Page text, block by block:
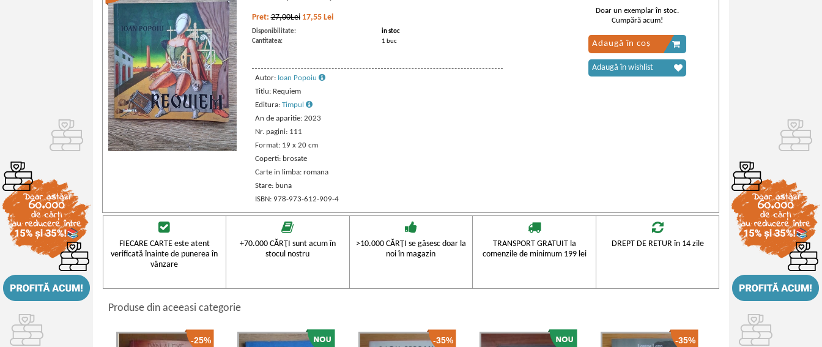
Pret:27,00Lei 17,55 Lei
Disponibilitate:
in stoc
Cantitatea:
1 buc
Autor: Ioan Popoiu
Titlu: Requiem
Editura: Timpul
An de aparitie: 2023
Nr. pagini: 111
Format: 19 x 20 cm
Coperti: brosate
Carte in limba: romana
Stare: buna
ISBN: 978-973-612-909-4
Doar un exemplar în stoc.
Cumpără acum!
Adaugă în coș
Adaugă în wishlist
FIECARE CARTE este atent
verificată înainte de punerea în
vânzare
+70.000 CĂRŢI sunt acum în
stocul nostru
>10.000 CĂRŢI se găsesc doar la
noi în magazin
TRANSPORT GRATUIT la
comenzile de minimum 199 lei
DREPT DE RETUR în 14 zile
Produse din aceeasi categorie
-25% -35% -35%